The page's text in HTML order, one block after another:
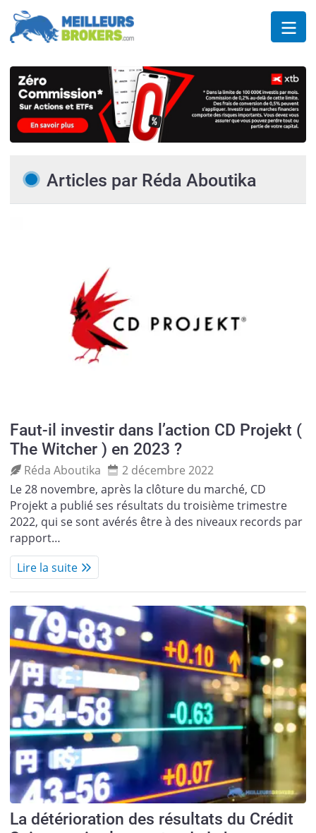
Articles par Réda Aboutika
Faut-il investir dans l’action CD Projekt (
The Witcher ) en 2023 ?
Réda Aboutika
2 décembre 2022
Le 28 novembre, après la clôture du marché, CD
Projekt a publié ses résultats du troisième trimestre
2022, qui se sont avérés être à des niveaux records par
rapport…
Lire la suite
La détérioration des résultats du Crédit